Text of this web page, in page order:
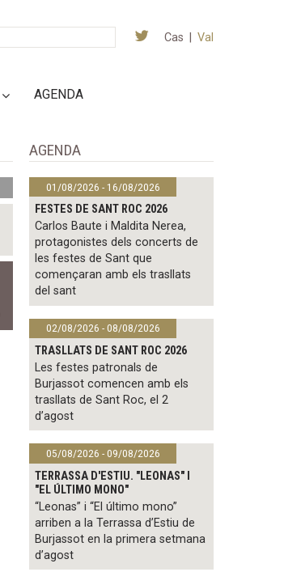
Cas Val
AGENDA
AGENDA
01/08/2026 - 16/08/2026
FESTES DE SANT ROC 2026
Carlos Baute i Maldita Nerea,
protagonistes dels concerts de
les festes de Sant que
començaran amb els trasllats
del sant
02/08/2026 - 08/08/2026
TRASLLATS DE SANT ROC 2026
Les festes patronals de
Burjassot comencen amb els
trasllats de Sant Roc, el 2
d’agost
05/08/2026 - 09/08/2026
TERRASSA D'ESTIU. "LEONAS" I
"EL ÚLTIMO MONO"
“Leonas” i “El último mono”
arriben a la Terrassa d’Estiu de
Burjassot en la primera setmana
d’agost